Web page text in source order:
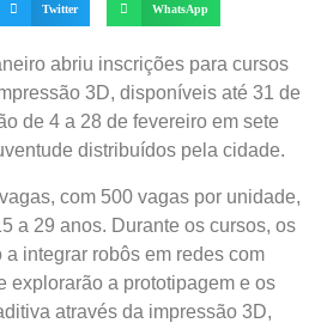
Twitter WhatsApp
abriu inscrições para cursos
3D, disponíveis até 31 de
de 4 a 28 de fevereiro em sete
distribuídos pela cidade.
com 500 vagas por unidade,
a 29 anos. Durante os cursos, os
integrar robôs em redes com
explorarão a prototipagem e os
através da impressão 3D,